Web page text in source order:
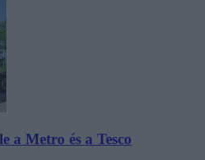
a Metro és a Tesco